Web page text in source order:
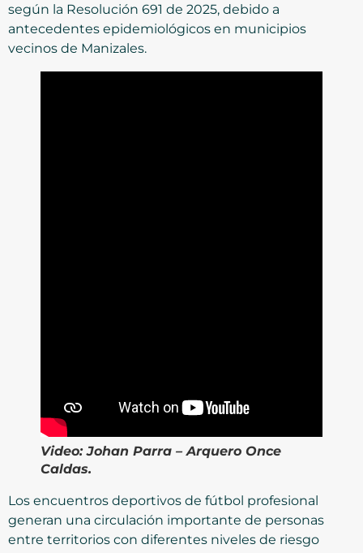
según la Resolución 691 de 2025, debido a
antecedentes epidemiológicos en municipios
vecinos de Manizales.
Video:Johan Parra – Arquero Once
Caldas.
Los encuentros deportivos de fútbol profesional
generan una circulación importante de personas
entre territorios con diferentes niveles de riesgo